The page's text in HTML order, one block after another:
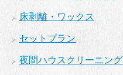
床剥離・ワックス
セットプラン
夜間ハウスクリーニング